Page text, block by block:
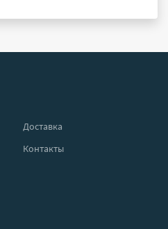
Доставка
Контакты